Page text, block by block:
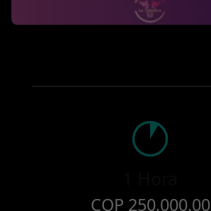
COP 250,000.00